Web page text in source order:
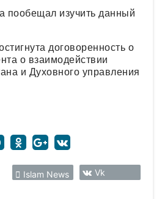
пообещал изучить данный
договоренность о
о взаимодействии
и Духовного управления
Islam News Vk